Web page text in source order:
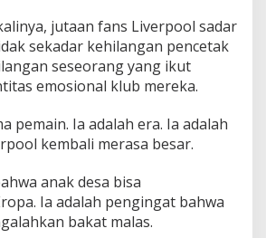
jutaan fans Liverpool sadar
sekadar kehilangan pencetak
seseorang yang ikut
emosional klub mereka.
pemain. Ia adalah era. Ia adalah
kembali merasa besar.
anak desa bisa
Ia adalah pengingat bahwa
bakat malas.